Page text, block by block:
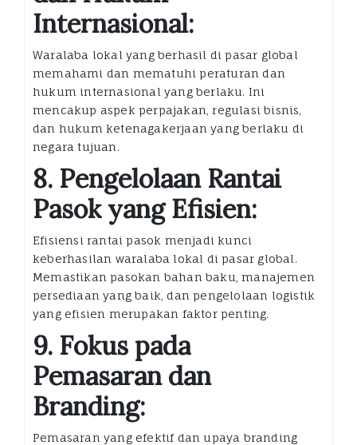
Internasional:
Waralaba lokal yang berhasil di pasar global
memahami dan mematuhi peraturan dan
hukum internasional yang berlaku. Ini
mencakup aspek perpajakan, regulasi bisnis,
dan hukum ketenagakerjaan yang berlaku di
negara tujuan.
8. Pengelolaan Rantai
Pasok yang Efisien:
Efisiensi rantai pasok menjadi kunci
keberhasilan waralaba lokal di pasar global.
Memastikan pasokan bahan baku, manajemen
persediaan yang baik, dan pengelolaan logistik
yang efisien merupakan faktor penting.
9. Fokus pada
Pemasaran dan
Branding:
Pemasaran yang efektif dan upaya branding